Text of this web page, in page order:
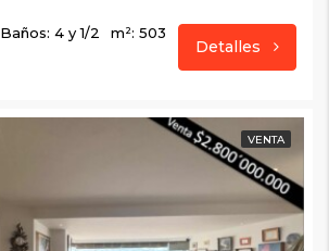
Baños: 4 y 1/2
m²: 503
Detalles
VENTA